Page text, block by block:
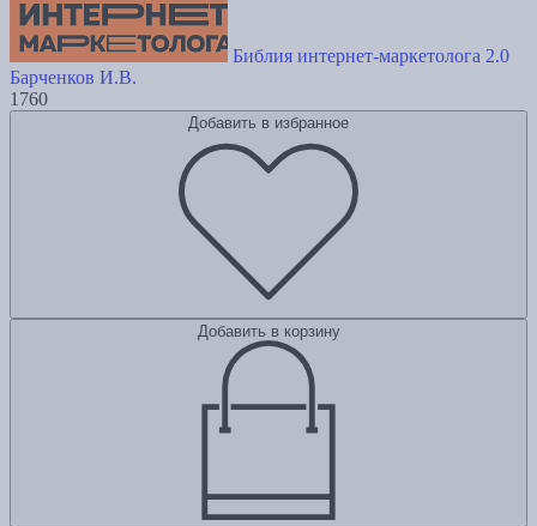
Библия интернет-маркетолога 2.0
Барченков И.В.
1760
Добавить в избранное
Добавить в корзину